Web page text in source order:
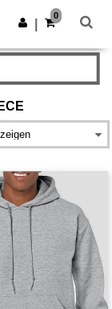
App holen
0